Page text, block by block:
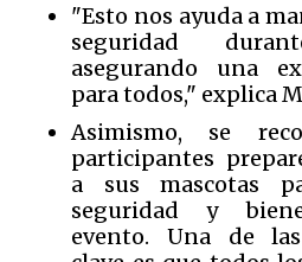
"Esto nos ayuda a
seguridad
asegurando una
para todos," explica
Asimismo, se
participantes
a sus mascotas
seguridad y
evento. Una de las